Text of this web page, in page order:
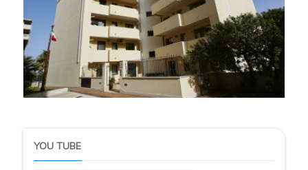
YOU TUBE